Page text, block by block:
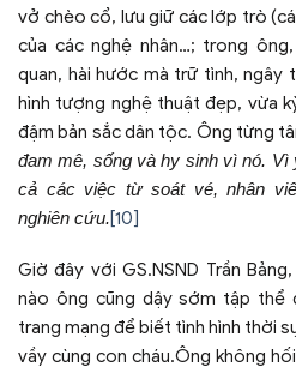
vở chèo cổ, lưu giữ các lớp trò
của các nghệ nhân…; trong
quan, hài hước mà trữ tình, ngây
hình tượng nghệ thuật đẹp, vừa
đậm bản sắc dân tộc. Ông từng
đam mê, sống và hy sinh vì nó. Vì
cả các việc từ soát vé, nhân
nghiên cứu.[10]
Giờ đây với GS.NSND Trần
nào ông cũng dậy sớm tập thể
trang mạng để biết tình hình thời
vầy cùng con cháu.Ông không